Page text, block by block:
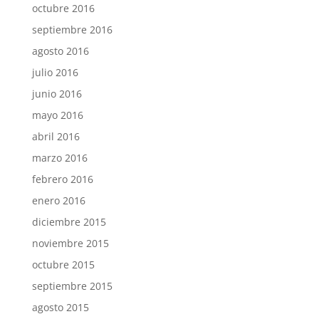
octubre 2016
septiembre 2016
agosto 2016
julio 2016
junio 2016
mayo 2016
abril 2016
marzo 2016
febrero 2016
enero 2016
diciembre 2015
noviembre 2015
octubre 2015
septiembre 2015
agosto 2015